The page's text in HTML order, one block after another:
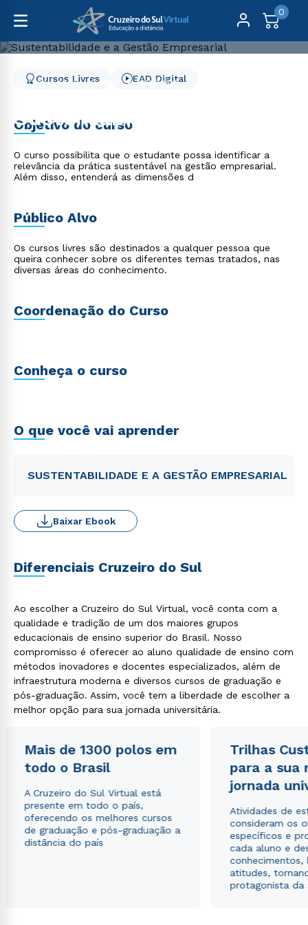
0
Cursos Livres
Gestão e Negócios
Sustentabilidade e a
Gestão Empresarial
Cursos Livres EAD Digital
Objetivo do curso
O curso possibilita que o estudante possa identificar a
relevância da prática sustentável na gestão empresarial.
Além disso, entenderá as dimensões d
Público Alvo
Os cursos livres são destinados a qualquer pessoa que
queira conhecer sobre os diferentes temas tratados, nas
diversas áreas do conhecimento.
Coordenação do Curso
Conheça o curso
O que você vai aprender
SUSTENTABILIDADE E A GESTÃO EMPRESARIAL
Baixar Ebook
Diferenciais Cruzeiro do Sul
Ao escolher a Cruzeiro do Sul Virtual, você conta com a
qualidade e tradição de um dos maiores grupos
educacionais de ensino superior do Brasil. Nosso
compromisso é oferecer ao aluno qualidade de ensino com
métodos inovadores e docentes especializados, além de
infraestrutura moderna e diversos cursos de graduação e
pós-graduação. Assim, você tem a liberdade de escolher a
melhor opção para sua jornada universitária.
Mais de 1300 polos em
todo o Brasil
A Cruzeiro do Sul Virtual está
presente em todo o país,
oferecendo os melhores cursos
de graduação e pós-graduação a
distância do país
Trilhas
para a sua
jornada
Atividades de
consideram os
específicos e
cada aluno e
conhecimentos,
atitudes,
protagonista da